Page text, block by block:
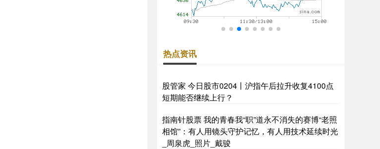
热点资讯
股管家 今日股市0204丨沪指午后拉升收复4100点
短期能否继续上行？
指南针股票 我的青春我“职”道永不消失的赛博“老照
相馆”：有人用镜头守护记忆，有人用技术延续时光
_周泉虎_照片_戴骏